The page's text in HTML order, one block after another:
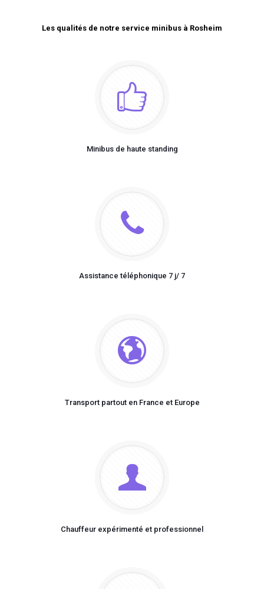
Les qualités de notre service minibus à Rosheim
Minibus de haute standing
Assistance téléphonique 7 j/ 7
Transport partout en France et Europe
Chauffeur expérimenté et professionnel